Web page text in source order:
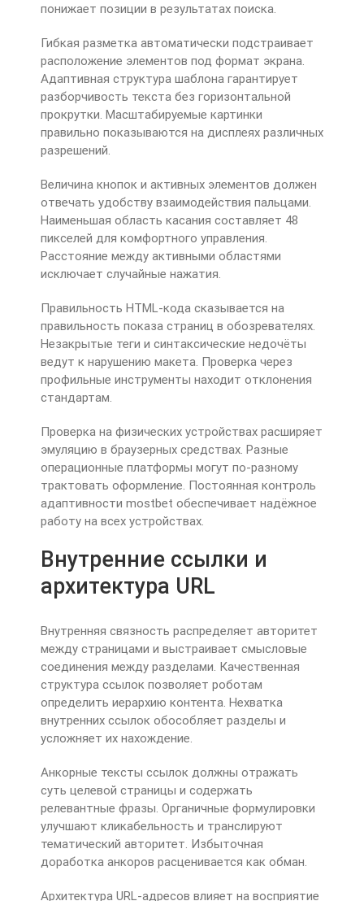
понижает позиции в результатах поиска.
Гибкая разметка автоматически подстраивает
расположение элементов под формат экрана.
Адаптивная структура шаблона гарантирует
разборчивость текста без горизонтальной
прокрутки. Масштабируемые картинки
правильно показываются на дисплеях различных
разрешений.
Величина кнопок и активных элементов должен
отвечать удобству взаимодействия пальцами.
Наименьшая область касания составляет 48
пикселей для комфортного управления.
Расстояние между активными областями
исключает случайные нажатия.
Правильность HTML-кода сказывается на
правильность показа страниц в обозревателях.
Незакрытые теги и синтаксические недочёты
ведут к нарушению макета. Проверка через
профильные инструменты находит отклонения
стандартам.
Проверка на физических устройствах расширяет
эмуляцию в браузерных средствах. Разные
операционные платформы могут по-разному
трактовать оформление. Постоянная контроль
адаптивности mostbet обеспечивает надёжное
работу на всех устройствах.
Внутренние ссылки и
архитектура URL
Внутренняя связность распределяет авторитет
между страницами и выстраивает смысловые
соединения между разделами. Качественная
структура ссылок позволяет роботам
определить иерархию контента. Нехватка
внутренних ссылок обособляет разделы и
усложняет их нахождение.
Анкорные тексты ссылок должны отражать
суть целевой страницы и содержать
релевантные фразы. Органичные формулировки
улучшают кликабельность и транслируют
тематический авторитет. Избыточная
доработка анкоров расценивается как обман.
Архитектура URL-адресов влияет на восприятие